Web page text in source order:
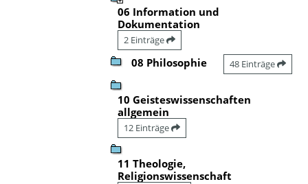
06 Information und
Dokumentation
2 Einträge
08 Philosophie 48 Einträge
10 Geisteswissenschaften
allgemein
12 Einträge
11 Theologie,
Religionswissenschaft